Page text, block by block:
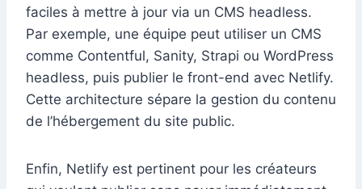
faciles à mettre à jour via un CMS headless.
Par exemple, une équipe peut utiliser un CMS
comme Contentful, Sanity, Strapi ou WordPress
headless, puis publier le front-end avec Netlify.
Cette architecture sépare la gestion du contenu
de l’hébergement du site public.
Enfin, Netlify est pertinent pour les créateurs